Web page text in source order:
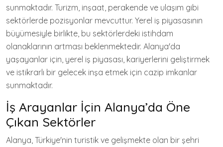
sunmaktadır. Turizm, inşaat, perakende ve ulaşım gibi
sektörlerde pozisyonlar mevcuttur. Yerel iş piyasasının
büyümesiyle birlikte, bu sektörlerdeki istihdam
olanaklarının artması beklenmektedir. Alanya'da
yaşayanlar için, yerel iş piyasası, kariyerlerini geliştirmek
ve istikrarlı bir gelecek inşa etmek için cazip imkanlar
sunmaktadır.
İş Arayanlar İçin Alanya’da Öne
Çıkan Sektörler
Alanya, Türkiye'nin turistik ve gelişmekte olan bir şehri